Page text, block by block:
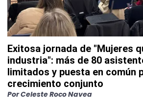
Exitosa jornada de "Mujeres
industria": más de 80
limitados y puesta en común
crecimiento conjunto
PorCeleste Roco Navea